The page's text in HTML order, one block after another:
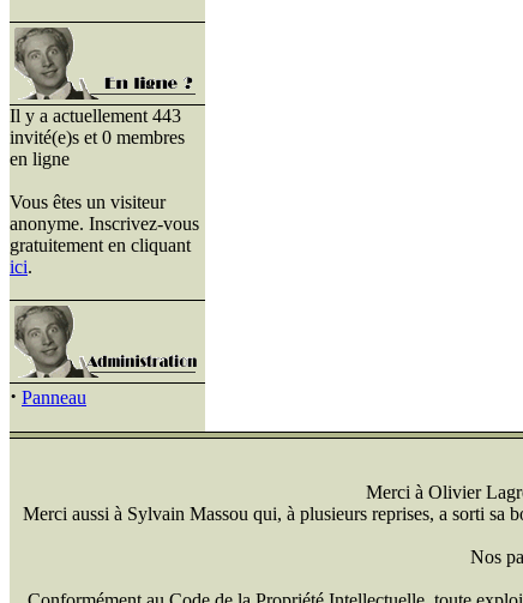
Il y a actuellement 443
invité(e)s et 0 membres
en ligne
Vous êtes un visiteur
anonyme. Inscrivez-vous
gratuitement en cliquant
ici.
· Panneau
Merci à Olivier
Merci aussi à Sylvain Massou qui, à plusieurs reprises, a sorti
Nos